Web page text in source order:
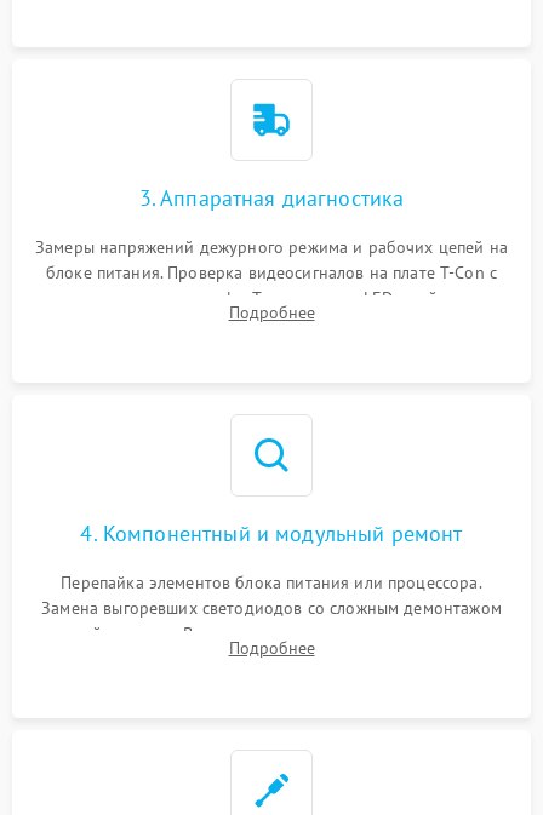
3. Аппаратная диагностика
Замеры напряжений дежурного режима и рабочих цепей на
блоке питания. Проверка видеосигналов на плате T-Con с
помощью осциллографа. Тестирование LED-драйвера и
светодиодных планок подсветки мультиметром.
Подробнее
4. Компонентный и модульный ремонт
Перепайка элементов блока питания или процессора.
Замена выгоревших светодиодов со сложным демонтажом
хрупкой матрицы. Восстановление поврежденных дорожек,
прошивка микросхем памяти EEPROM
Подробнее